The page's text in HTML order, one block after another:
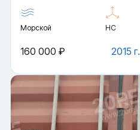
Морской HC
2015 г.
160 000 ₽